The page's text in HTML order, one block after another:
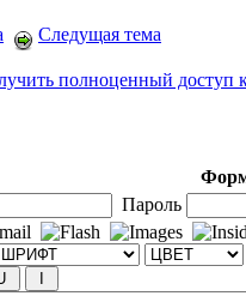
Следущая тема
полноценный доступ
Пароль